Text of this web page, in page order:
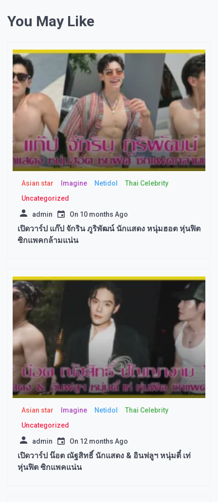
You May Like
Asian star Imagine​ Netidol
Thai Celebrity
Uncategorized
admin On 10 months Ago
เปิดวาร์ป แก๊ป จักริน ภูริพัฒน์ นักแสดง หนุ่มฮอต หุ่นฟิต
ซิกแพคกล้ามแน่น
Asian star Imagine​ Netidol
Thai Celebrity
Uncategorized
admin On 12 months Ago
เปิดวาร์ป น๊อต ณัฐสิทธิ์ นักแสดง & อินฟลูฯ หนุ่มตี๋ เท่
หุ่นฟิต ซิกแพคแน่น